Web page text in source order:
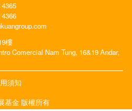
樓
Comercial Nam Tung, 16&19 Andar,
須知
基金 版權所有